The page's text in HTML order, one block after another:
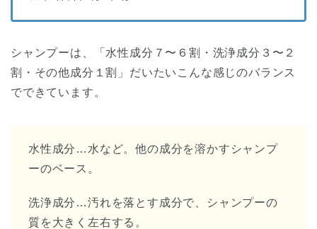
シャンプーは、「水性成分７〜６割・洗浄成分３〜２
割・その他成分１割」だいたいこんな感じのバランス
でできています。
水性成分…水など。他の成分を溶かすシャンプ
ーのベース。
洗浄成分…汚れを落とす成分で、シャンプーの
質を大きく左右する。